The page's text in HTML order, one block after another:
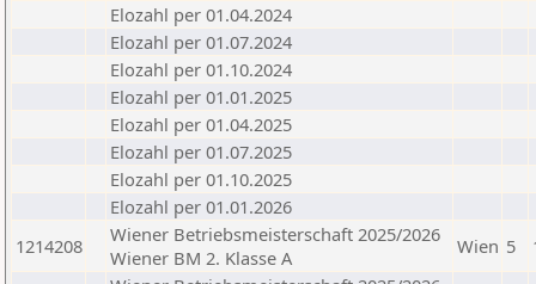
Elozahl per 01.04.2024
Elozahl per 01.07.2024
Elozahl per 01.10.2024
Elozahl per 01.01.2025
Elozahl per 01.04.2025
Elozahl per 01.07.2025
Elozahl per 01.10.2025
Elozahl per 01.01.2026
1214208
Wiener Betriebsmeisterschaft 2025/2026
Wiener BM 2. Klasse A
Wien 5